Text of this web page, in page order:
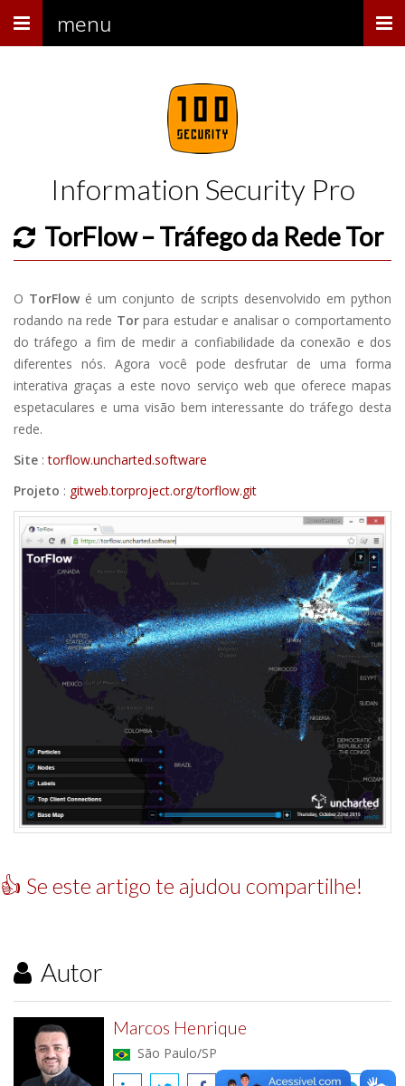
Menu menu
Information Security Pro
TorFlow – Tráfego da Rede Tor
O TorFlow é um conjunto de scripts desenvolvido em python
rodando na rede Torpara estudar e analisar o comportamento
do tráfego a fim de medir a confiabilidade da conexão e dos
diferentes nós. Agora você pode desfrutar de uma forma
interativa graças a este novo serviço web que oferece mapas
espetaculares e uma visão bem interessante do tráfego desta
rede.
Site :torflow.uncharted.software
Projeto : gitweb.torproject.org/torflow.git
👍 Se este artigo te ajudou compartilhe!
Autor
Marcos Henrique
São Paulo/SP